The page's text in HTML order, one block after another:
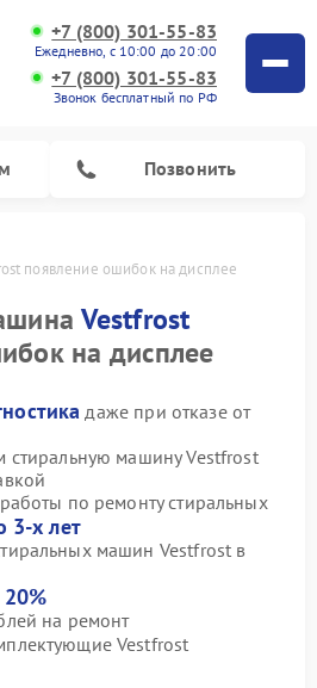
+7 (800) 301-55-83
Ежедневно, с 10:00 до 20:00
+7 (800) 301-55-83
Звонок бесплатный по РФ
Позвонить
появление ошибок на дисплее
Vestfrost
на дисплее
даже при отказе от
стиральную машину Vestfrost
по ремонту стиральных
3-х лет
машин Vestfrost в
20%
на ремонт
Vestfrost